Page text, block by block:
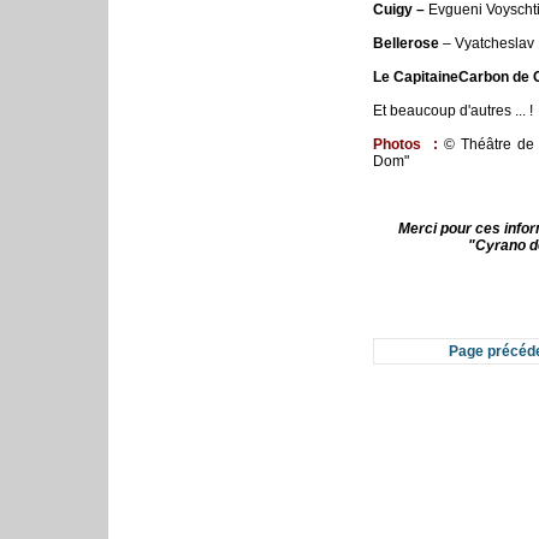
Cuigy – Evgueni
Bellerose – Vyatcheslav
Le CapitaineCarbon de
Et beaucoup d'autres ... !
Photos
: © Théâtre de
Dom"
Merci pour ces
"Cyrano
Page